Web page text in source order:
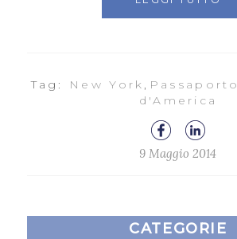
Tag: New York , Passaporto
d'America
9 Maggio 2014
CATEGORIE